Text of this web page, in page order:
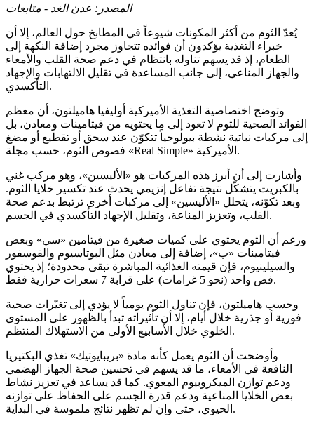
المصدر: عدن الغد - متابعات
يُعدّ الثوم من أكثر المكونات شيوعاً في المطابخ حول العالم، إلا أن
خبراء التغذية يؤكدون أن فوائده تتجاوز مجرد إضافة النكهة إلى
الطعام، إذ قد يسهم تناوله بانتظام في دعم صحة القلب والأمعاء
والجهاز المناعي، إلى جانب المساعدة في تقليل الالتهابات والإجهاد
التأكسدي.
وتوضح اختصاصية التغذية الأميركية أوليفيا هاميلتون، أن معظم
الفوائد الصحية للثوم لا تعود إلى ما يحتويه من فيتامينات ومعادن، بل
إلى مركبات نباتية نشطة بيولوجياً تتكوّن عند سحق أو تقطيع أو مضغ
فصوص الثوم، حسب مجلة «Real Simple» الأميركية.
وأشارت إلى أن أبرز هذه المركبات هو «الأليسين»، وهو مركب غني
بالكبريت يتشكّل نتيجة تفاعل إنزيمي يحدث عند تكسير خلايا الثوم.
وبعد تكوّنه، يتحلل «الأليسين» إلى مركبات أخرى ترتبط بدعم صحة
القلب، وتعزيز المناعة، وتقليل الإجهاد التأكسدي في الجسم.
ورغم أن الثوم يحتوي على كميات صغيرة من فيتامين «سي» وبعض
فيتامينات «ب»، إضافة إلى معادن مثل البوتاسيوم والفوسفور
والسيلينيوم، فإن قيمته الغذائية المباشرة تبقى محدودة؛ إذ يحتوي
فص واحد (نحو 5 غرامات) على قرابة 7 سعرات حرارية فقط.
وحسب هاميلتون، فإن تناول الثوم يومياً لا يؤدي إلى تغيّرات صحية
فورية أو جذرية خلال أيام، إلا أن تأثيراته تبدأ بالظهور على المستوى
الخلوي خلال الأسابيع الأولى من الاستهلاك المنتظم.
وأوضحت أن الثوم يعمل كأنه مادة «بريبايوتيك» تغذي البكتيريا
النافعة في الأمعاء، ما قد يسهم في تحسين صحة الجهاز الهضمي
ودعم توازن الميكروبيوم المعوي. كما قد يساعد في تعزيز نشاط
بعض الخلايا المناعية ودعم قدرة الجسم على الحفاظ على توازنه
الحيوي، حتى وإن لم تظهر نتائج ملموسة في البداية.